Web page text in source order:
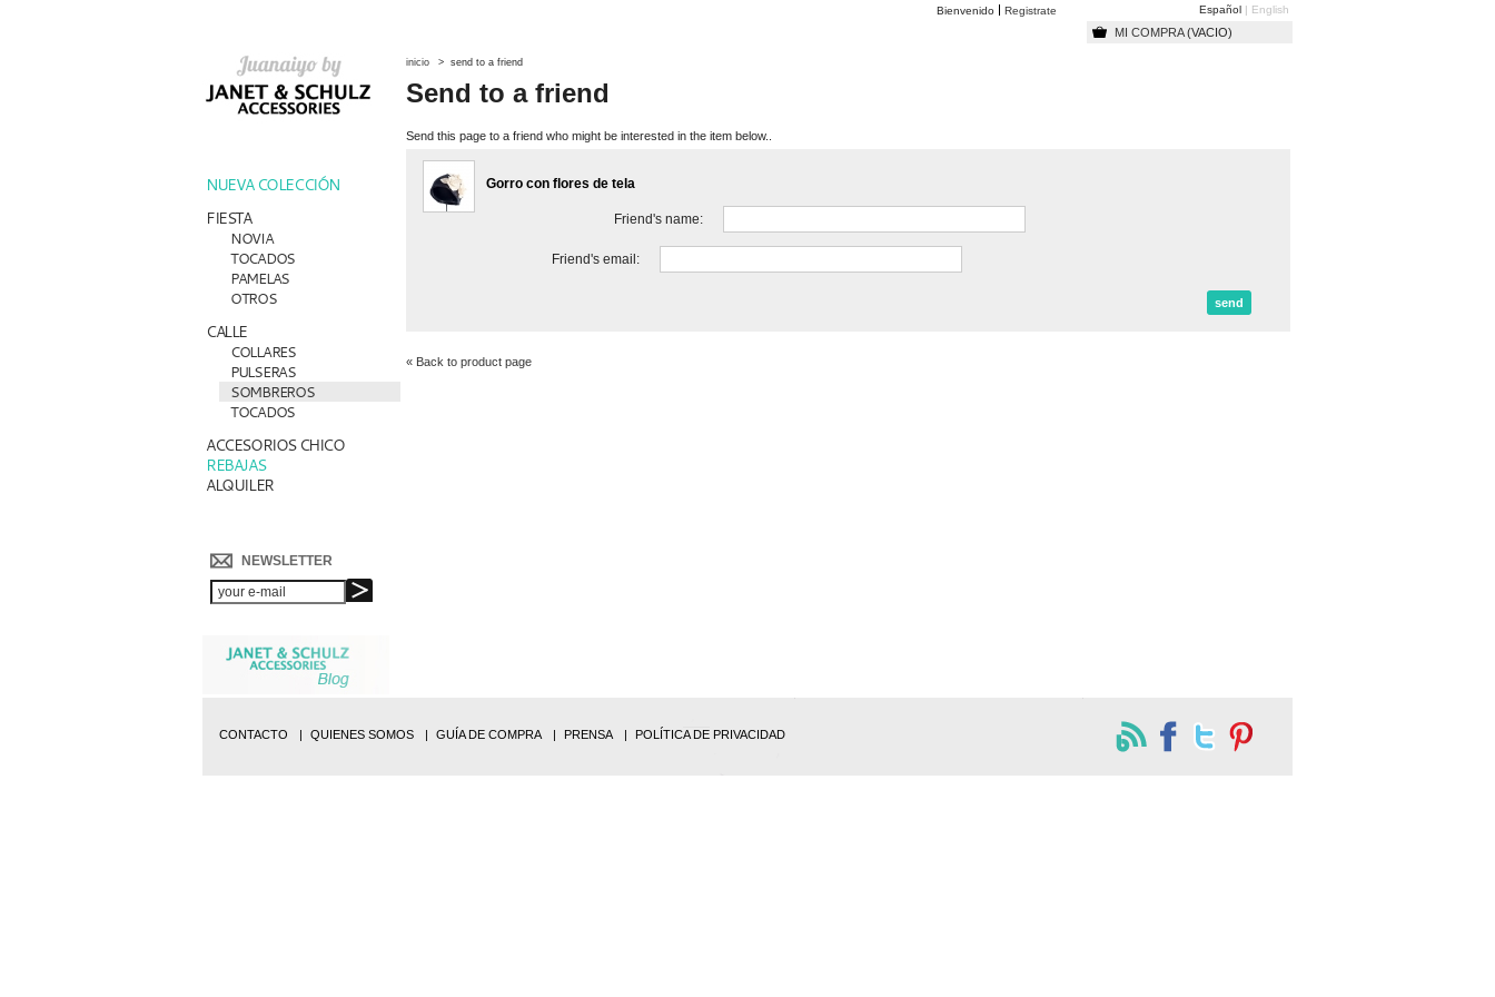
English
Español
MI COMPRA (VACIO)
Bienvenido Registrate
NUEVA COLECCIÓN
FIESTA
NOVIA
TOCADOS
PAMELAS
OTROS
CALLE
COLLARES
PULSERAS
SOMBREROS
TOCADOS
ACCESORIOS CHICO
REBAJAS
ALQUILER
NEWSLETTER
inicio > send to a friend
Send to a friend
Send this page to a friend who might be interested in the item below..
Gorro con flores de tela
Friend's name:
Friend's email:
« Back to product page
CONTACTO QUIENES SOMOS GUÍA DE COMPRA PRENSA POLÍTICA DE PRIVACIDAD